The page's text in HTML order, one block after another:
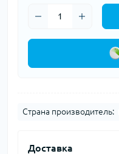
Страна производитель:
Доставка